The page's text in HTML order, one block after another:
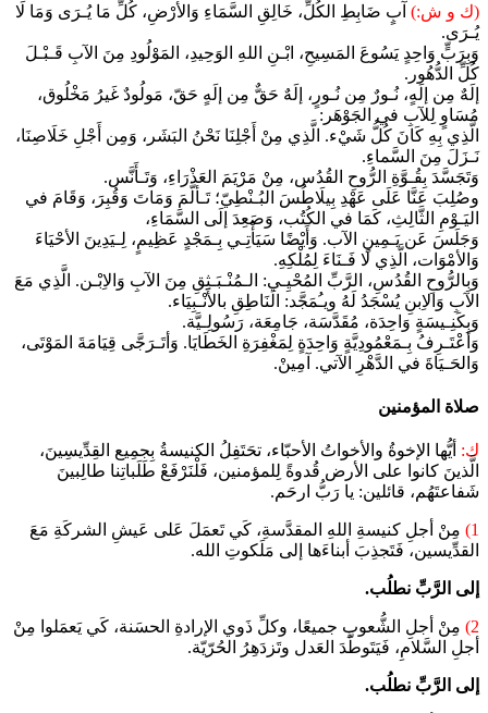
(ك و ش:) آبٍ ضَابِطِ الكُلِّ، خَالِقِ السَّمَاءِ وَالأرْضِ، كُلِّ مَا يُـرَى وَمَا لَا
يُـرَى.
وَبِرَبٍّ وَاحِدٍ يَسُوعَ المَسِيحِ، ابْـنِ اللهِ الوَحِيدِ، المَوْلُودِ مِنَ الآبِ قَـبْـلَ
كُلِّ الدُّهُور.
إلَهٌ مِن إلَهٍ، نُـورٌ مِن نُـورٍ، إلَهٌ حَقٌّ مِن إلَهٍ حَقّ، مَولُودٌ غَيرُ مَخْلُوق،
مُسَاوٍ لِلآبِ في الجَوْهَر:
الَّذِي بِهِ كَانَ كُلُّ شَيْء. الَّذِي مِنْ أَجْلِنَا نَحْنُ البَشَر، وَمِن أَجْلِ خَلَاصِنَا،
نَـزَلَ مِنَ السَّماءِ.
وَتَجَسَّدَ بِقُـوَّةِ الرُّوحِ القُدُس، مِنْ مَرْيَمَ العَذْرَاءِ، وَتَـأَنَّس.
وصُلِبَ عَنَّا عَلَى عَهْدِ بِيلَاطُسَ البُـنْطِيّ؛ تَـألَّمَ وَمَاتَ وَقُبِرَ، وَقَامَ في
اليَـوْمِ الثَّالِثِ، كَمَا في الكُتُب، وَصَعِدَ إلَى السَّمَاءِ،
وَجَلَسَ عَن يَـمِينِ الآب. وَأَيْضًا سَيَأْتِـي بِـمَجْدٍ عَظِيمٍ، لِـيَدِينَ الأحْيَاءَ
وَالأمْوَات، الَّذِي لَا فَـنَاءَ لِمُلْكِهِ.
وَبِالرُّوحِ القُدُسِ، الرَّبِّ المُحْيِـي: الـمُنْـبَـثِقِ مِنَ الآبِ وَالاِبْـن. الَّذِي مَعَ
الآبِ وَالاِبنِ يُسْجَدُ لَهُ ويـُمَجَّد: الَنَاطِقِ بالأَنْـبِيَاء.
وَبِكَنِـيسَةٍ وَاحِدَة، مُقَدَّسَة، جَامِعَة، رَسُولِـيَّة.
وَأعْتَـرِفُ بِـمَعْمُودِيَّةٍ وَاحِدَةٍ لِمَغْفِرَةِ الخَطَايَا. وَأتَـرَجَّى قِيَامَةَ المَوْتَى،
وَالحَـيَاةَ في الدَّهْرِ الآتي. آمِينْ.
صلاة المؤمنين
ك: أيُّها الإخوةُ والأخواتُ الأحبّاء، تحَتَفِلُ الكنيسةُ بِجمِيع القِدِّيسِينَ،
الَّذينَ كانوا على الأرض قُدوةً لِلمؤمنين، فَلْنَرْفَعْ طَلَباتِنا طالِبينَ
شَفاعتَهُم، قائلين: يا رَبُّ ارحَم.
1)
مِنْ أجلِ كنيسةِ اللهِ المقدَّسةِ، كَي تَعمَلَ عَلى عَيشِ الشركَةِ مَعَ
القدِّيسين، فَتَجذِبَ أبناءَها إلى مَلَكوتِ الله.
إلى الرَّبِّ نطلُب.
2)
مِنْ أجلِ الشُّعوبِ جميعًا، وكلِّ ذَوي الإرادةِ الحسَنة، كَي يَعمَلوا مِنْ
أجلِ السَّلامِ، فَيَتَوطَّدَ العَدل وتَزدَهِرُ الحُرّيّة.
إلى الرَّبِّ نطلُب.